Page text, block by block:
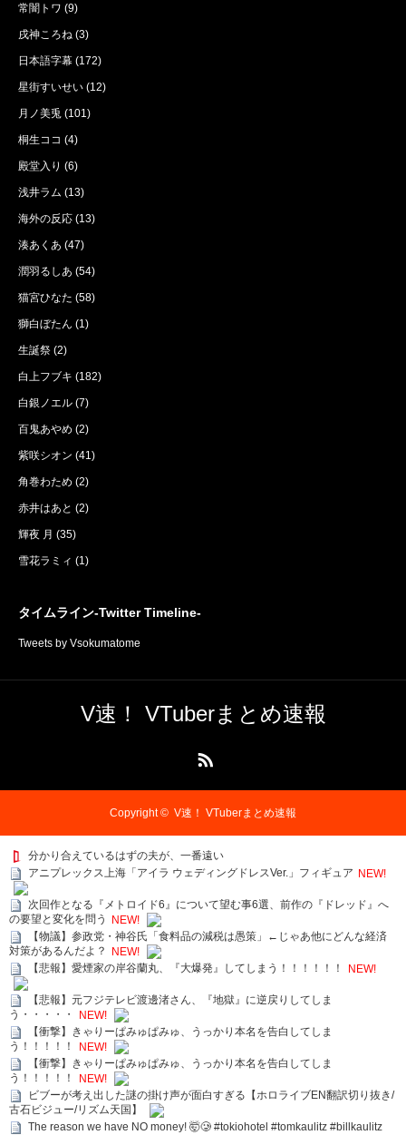
常闇トワ (9)
戌神ころね (3)
日本語字幕 (172)
星街すいせい (12)
月ノ美兎 (101)
桐生ココ (4)
殿堂入り (6)
浅井ラム (13)
海外の反応 (13)
湊あくあ (47)
潤羽るしあ (54)
猫宮ひなた (58)
獅白ぼたん (1)
生誕祭 (2)
白上フブキ (182)
白銀ノエル (7)
百鬼あやめ (2)
紫咲シオン (41)
角巻わため (2)
赤井はあと (2)
輝夜 月 (35)
雪花ラミィ (1)
タイムライン-Twitter Timeline-
Tweets by Vsokumatome
V速！ VTuberまとめ速報
Copyright © V速！ VTuberまとめ速報
分かり合えているはずの夫が、一番遠い
アニプレックス上海「アイラ ウェディングドレスVer.」フィギュア NEW!
次回作となる『メトロイド6』について望む事6選、前作の『ドレッド』へ
の要望と変化を問う
NEW!
【物議】参政党・神谷氏「食料品の減税は愚策」←じゃあ他にどんな経済
対策があるんだよ？
NEW!
【悲報】愛煙家の岸谷蘭丸、『大爆発』してしまう！！！！！！
NEW!
【悲報】元フジテレビ渡邊渚さん、『地獄』に逆戻りしてしま
う・・・・・
NEW!
【衝撃】きゃりーぱみゅぱみゅ、うっかり本名を告白してしま
う！！！！！
NEW!
【衝撃】きゃりーぱみゅぱみゅ、うっかり本名を告白してしま
う！！！！！
NEW!
ビブーが考え出した謎の掛け声が面白すぎる【ホロライブEN翻訳切り抜き/
古石ビジュー/リズム天国】
The reason we have NO money! 🤯🥲 #tokiohotel #tomkaulitz #billkaulitz